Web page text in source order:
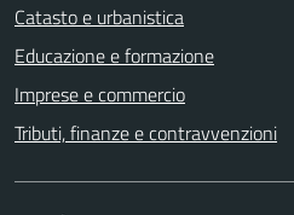
Catasto e urbanistica
Educazione e formazione
Imprese e commercio
Tributi, finanze e contravvenzioni